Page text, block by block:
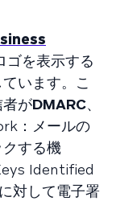
ゴを表示する
います。こ
がDMARC、
：メールの
する機
Identified
対して電子署